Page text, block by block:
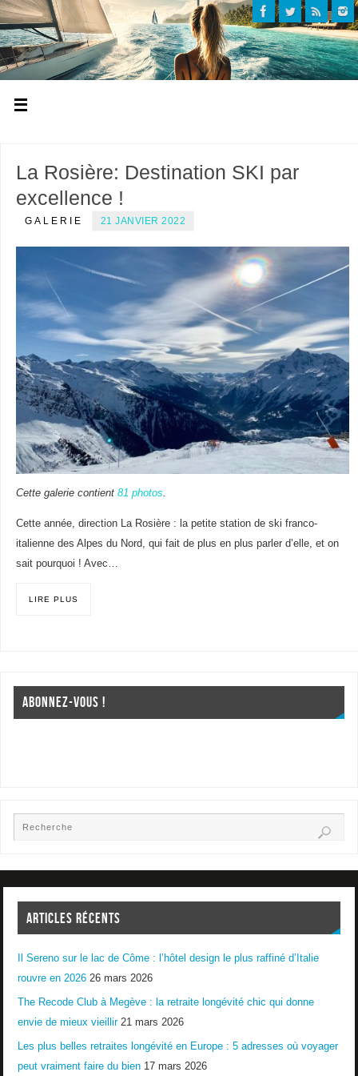
La Rosière: Destination SKI par
excellence !
GALERIE 21 JANVIER 2022
Cette galerie contient 81 photos
Cette année, direction La Rosière : la petite station de ski franco-
italienne des Alpes du Nord, qui fait de plus en plus parler d’elle, et on
sait pourquoi ! Avec…
LIRE PLUS
ABONNEZ-VOUS !
ARTICLES RÉCENTS
Il Sereno sur le lac de Côme : l’hôtel design le plus raffiné d’Italie
rouvre en 2026 26 mars 2026
The Recode Club à Megève : la retraite longévité chic qui donne
envie de mieux vieillir 21 mars 2026
Les plus belles retraites longévité en Europe : 5 adresses où voyager
peut vraiment faire du bien 17 mars 2026